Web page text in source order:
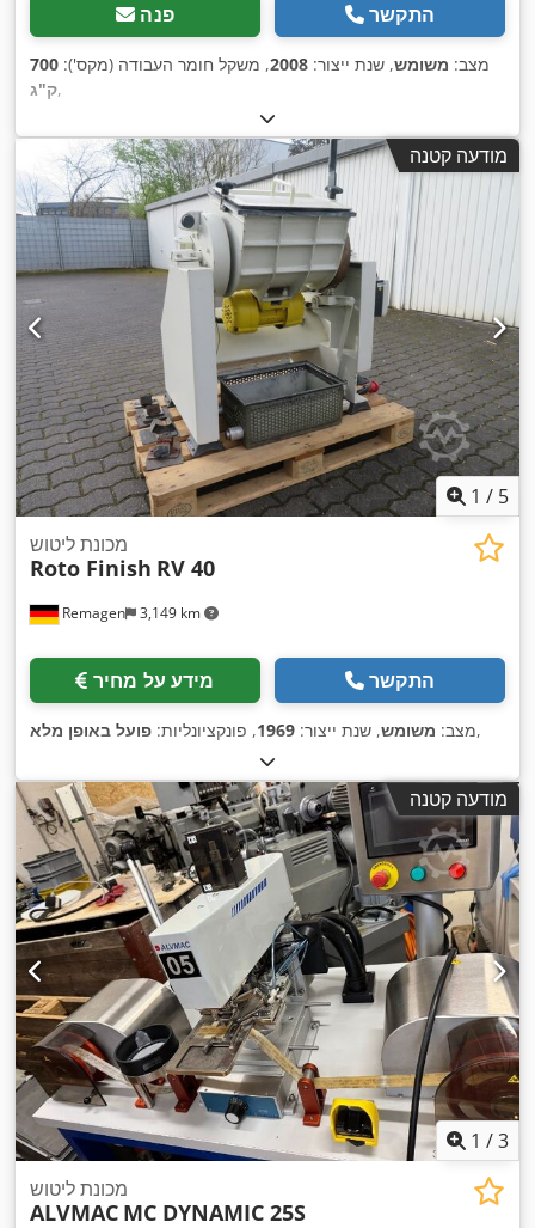
פנה התקשר
מצב: משומש, שנת ייצור: 2008, משקל חומר העבודה (מקס'): 700
ק"ג,
מודעה קטנה
1 / 5
Remagen 3,149 km
מכונת ליטוש
Roto Finish RV 40
מידע על מחיר התקשר
מצב: משומש, שנת ייצור: 1969, פונקציונליות: פועל באופן מלא ,
מודעה קטנה
1 /3
מכונת ליטוש
ALVMAC MC DYNAMIC 25S